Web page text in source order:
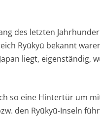
des letzten
Ryūkyū bekannt
liegt, eigenständig,
so eine Hintertür um
den Ryūkyū-Inseln